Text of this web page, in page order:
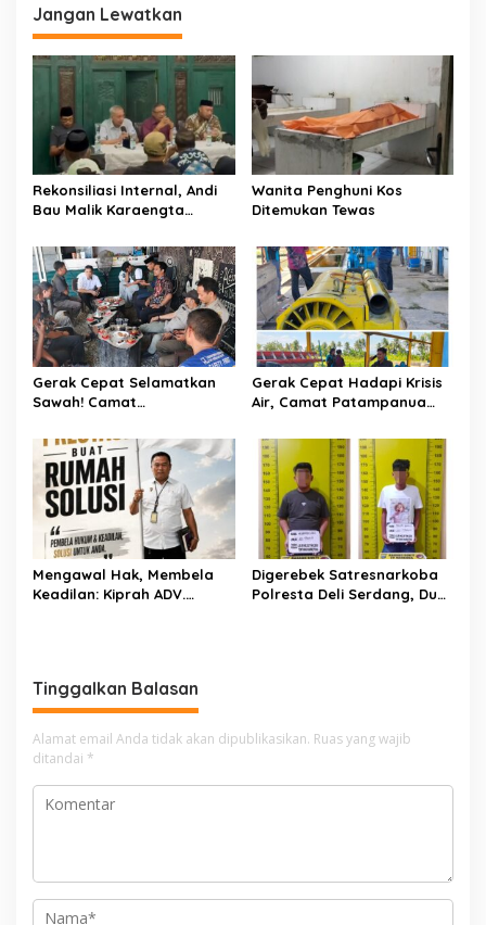
s
a
s
i
p
o
s
Jangan Lewatkan
Rekonsiliasi Internal, Andi
Bau Malik Karaengta
Pertemuan Darurat Tokoh
Adat Gowa
Wanita Penghuni Kos
Ditemukan Tewas
Gerak Cepat Selamatkan
Sawah! Camat
Kementerian Bahas Solusi
Debit Air Irigasi Watang
Sawitto Menulis
Gerak Cepat Hadapi Krisis
Air, Camat Patampanua
Demi Selamatkan Ribuan
Hektare Sawah Warga
Mengawal Hak, Membela
Keadilan: Kiprah ADV.
Digerebek Satresnarkoba
Polresta Deli Serdang, Dua
Tinggalkan Balasan
Alamat email Anda tidak akan dipublikasikan. Ruas yang wajib
ditandai *